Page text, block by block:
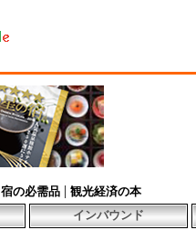
宿の必需品 | 観光経済の本
インバウンド